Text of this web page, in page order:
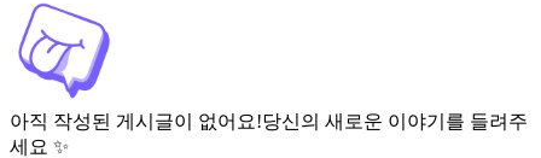
아직 작성된 게시글이 없어요!당신의 새로운 이야기를 들려주
세요 ✨